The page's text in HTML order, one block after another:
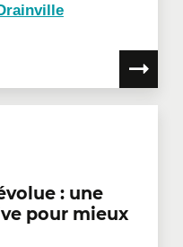
: une
pour mieux